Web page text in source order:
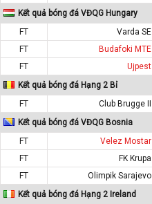
Kết quả bóng đá VĐQG Hungary
FT
Varda SE
FT
Budafoki MTE
FT
Ujpest
Kết quả bóng đá Hạng 2 Bỉ
FT
Club Brugge II
Kết quả bóng đá VĐQG Bosnia
FT
Velez Mostar
FT
FK Krupa
FT
Olimpik Sarajevo
Kết quả bóng đá Hạng 2 Ireland